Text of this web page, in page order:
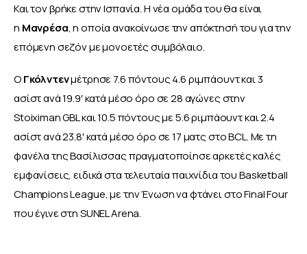
Και τον βρήκε στην Ισπανία. Η νέα ομάδα του θα είναι
η Μανρέσα, η οποία ανακοίνωσε την απόκτησή του για την
επόμενη σεζόν με μονοετές συμβόλαιο.
Ο Γκόλντεν μέτρησε 7.6 πόντους 4.6 ριμπάουντ και 3
ασίστ ανά 19.9′ κατά μέσο όρο σε 28 αγώνες στην
Stoiximan GBL και 10.5 πόντους με 5.6 ριμπάουντ και 2.4
ασίστ ανά 23.8′ κατά μέσο όρο σε 17 ματς στο BCL. Με τη
φανέλα της Βασίλισσας πραγματοποίησε αρκετές καλές
εμφανίσεις, ειδικά στα τελευταία παιχνίδια του Basketball
Champions League, με την Ένωση να φτάνει στο Final Four
που έγινε στη SUNEL Arena.